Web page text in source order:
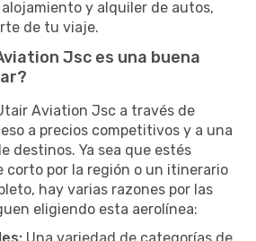
y alquiler de autos,
de tu viaje.
Jsc es una buena
Aviation Jsc a través de
a precios competitivos y a una
destinos. Ya sea que estés
corto por la región o un itinerario
hay varias razones por las
eligiendo esta aerolínea: